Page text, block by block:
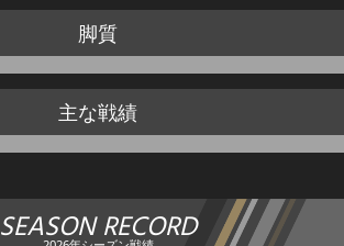
脚質
主な戦績
SEASON RECORD